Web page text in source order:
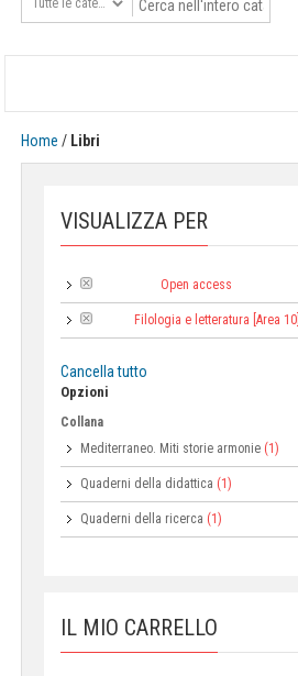
Home / Libri
VISUALIZZA PER
Open access
Filologia e letteratura [Area 10]
Cancella tutto
Opzioni
Collana
Mediterraneo. Miti storie armonie (1)
Quaderni della didattica (1)
Quaderni della ricerca (1)
IL MIO CARRELLO